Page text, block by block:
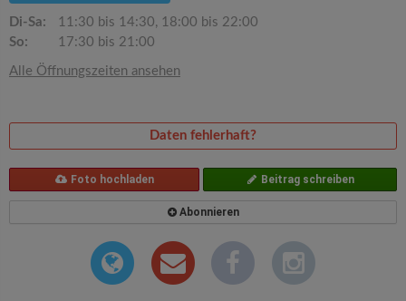
Di-Sa:
11:30 bis 14:30, 18:00 bis 22:00
So:
17:30 bis 21:00
Alle Öffnungszeiten ansehen
Daten fehlerhaft?
Foto hochladen Beitrag schreiben
Abonnieren
i
o
n